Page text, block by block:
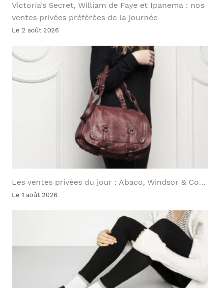
Victoria’s Secret, William de Faye et Ipanema : nos
ventes privées préférées de la journée
Le 2 août 2026
Les ventes privées du jour : Abaco, Windsor & Co…
Le 1 août 2026